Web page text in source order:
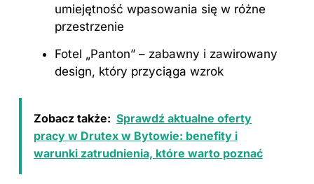
umiejętność wpasowania się w różne
przestrzenie
Fotel „Panton” – zabawny i zawirowany
design, który przyciąga wzrok
Zobacz także: Sprawdź aktualne oferty
pracy w Drutex w Bytowie: benefity i
warunki zatrudnienia, które warto poznać